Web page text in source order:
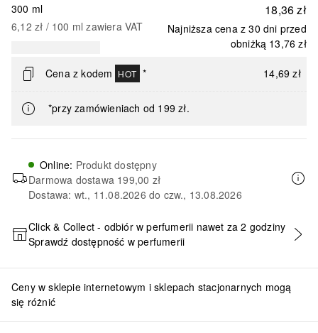
18,36 zł
Najniższa cena z 30 dni przed
obniżką 13,76 zł
300 ml
6,12 zł / 100 ml zawiera VAT
Cena z kodem HOT * 14,69 zł
*przy zamówieniach od 199 zł.
Online: Produkt dostępny
Darmowa dostawa 199,00 zł
Dostawa: wt., 11.08.2026 do czw., 13.08.2026
DODAJ DO KOSZYKA
Click & Collect - odbiór w perfumerii nawet za 2 godziny
Sprawdź dostępność w perfumerii
Ceny w sklepie internetowym i sklepach stacjonarnych mogą
się różnić